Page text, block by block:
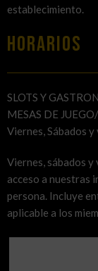
establecimiento.
HORARIOS
SLOTS Y
MESAS DE
Viernes, Sábados
Viernes, sábados
acceso a nuestras
persona. Incluye
aplicable a los